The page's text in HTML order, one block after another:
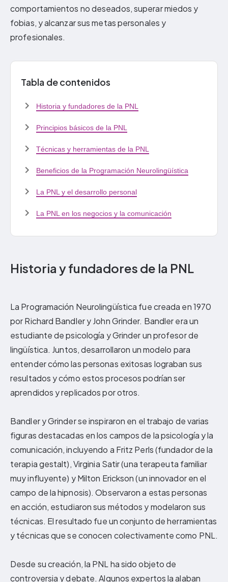
comportamientos no deseados, superar miedos y
fobias, y alcanzar sus metas personales y
profesionales.
Tabla de contenidos
Historia y fundadores de la PNL
Principios básicos de la PNL
Técnicas y herramientas de la PNL
Beneficios de la Programación Neurolingüística
La PNL y el desarrollo personal
La PNL en los negocios y la comunicación
Historia y fundadores de la PNL
La Programación Neurolingüística fue creada en 1970
por Richard Bandler y John Grinder. Bandler era un
estudiante de psicología y Grinder un profesor de
lingüística. Juntos, desarrollaron un modelo para
entender cómo las personas exitosas lograban sus
resultados y cómo estos procesos podrían ser
aprendidos y replicados por otros.
Bandler y Grinder se inspiraron en el trabajo de varias
figuras destacadas en los campos de la psicología y la
comunicación, incluyendo a Fritz Perls (fundador de la
terapia gestalt), Virginia Satir (una terapeuta familiar
muy influyente) y Milton Erickson (un innovador en el
campo de la hipnosis). Observaron a estas personas
en acción, estudiaron sus métodos y modelaron sus
técnicas. El resultado fue un conjunto de herramientas
y técnicas que se conocen colectivamente como PNL.
Desde su creación, la PNL ha sido objeto de
controversia y debate. Algunos expertos la alaban